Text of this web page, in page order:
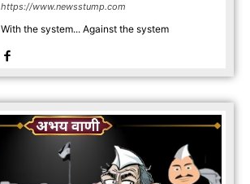
https://www.newsstump.com
With the system... Against the system